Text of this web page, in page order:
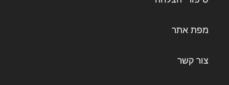
מפת אתר
צור קשר